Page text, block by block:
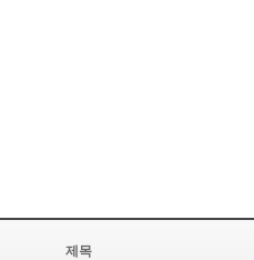
제목